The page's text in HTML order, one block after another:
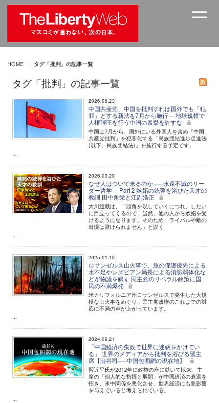
HOME タグ「批判」の記事一覧
タグ「批判」の記事一覧
2026.06.23
中国共産党、中国を批判すれば国外でも「犯
罪」とする新法を7月から施行 ─ 地球規模で
人権弾圧を行う中国の暴挙を許すな
中国は7月から、国外にいる外国人を含め「中国
共産党批判」を犯罪化する「民族団結進歩促進法
(以下、民族団結法)」を施行する予定です。
...
2026.03.29
なぜ人はついて来るのか ──永遠不滅のリー
ダー哲学 ─ Part 2 嫉妬の銃弾を浴びた天才の
教訓 田中角栄と江副浩正
大川総裁は、「頭角を現していくにつれ、しだい
に目立ってくるので、当然、他の人から嫉妬を受
けるようになります。そのため、ライバルや敵の
出現は避けられません」と説く
...
2025.01.10
ロサンゼルス山火事で、魚の保護優先による
水不足やレズビアン局長による消防弱体化な
どが物議を醸す 民主党のリベラル政策に国
民の不満爆発
米カリフォルニア州ロサンゼルスで発生した大規
模な山火事をめぐり、民主党政権のこれまでの対
応に不満の声が上がっています。
...
2024.09.21
「中国経済の失敗で世界に迷惑をかけてい
る」 世界のメディアから批判を浴びる習主
席【澁谷司──中国包囲網の現在地】
習近平氏が2012年に政権の座に就いて以来、主
席の「個人的な指揮と展開」が中国経済の衰退を
招き、米中関係を悪化させ、世界経済にも悪影響
を与えていると考えられている。
...